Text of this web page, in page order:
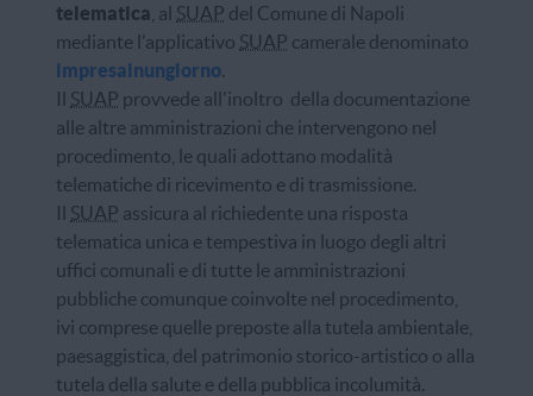
telematica , al SUAP del Comune di Napoli
mediante l'applicativo SUAP camerale denominato
impresainungiorno.
Il SUAP provvede all'inoltro della documentazione
alle altre amministrazioni che intervengono nel
procedimento, le quali adottano modalità
telematiche di ricevimento e di trasmissione.
Il SUAP assicura al richiedente una risposta
telematica unica e tempestiva in luogo degli altri
uffici comunali e di tutte le amministrazioni
pubbliche comunque coinvolte nel procedimento,
ivi comprese quelle preposte alla tutela ambientale,
paesaggistica, del patrimonio storico-artistico o alla
tutela della salute e della pubblica incolumità.